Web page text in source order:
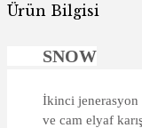
Ürün Bilgisi
SNOW
İkinci
ve cam elyaf